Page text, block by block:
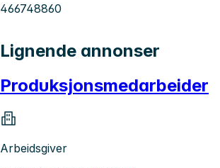
466748860
Lignende annonser
Produksjonsmedarbeider
Arbeidsgiver